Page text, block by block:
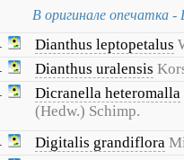
В оригинале опечатка -
Dianthus leptopetalus
Dianthus uralensis
Dicranella heteromalla
(Hedw.) Schimp.
Digitalis grandiflora